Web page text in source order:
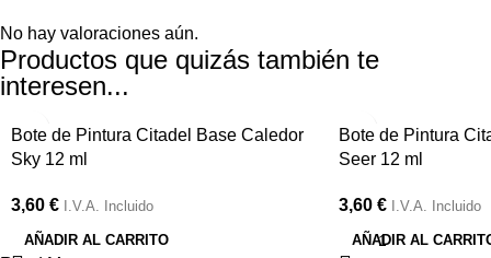
No hay valoraciones aún.
Productos que quizás también te
interesen...
Bote de Pintura Citadel Base Caledor
Sky 12 ml
3,60 € I.V.A. Incluido
AÑADIR AL CARRITO
Bote de Pintura
Seer 12 ml
3,60 € I.V.A. Incluido
AÑADIR AL